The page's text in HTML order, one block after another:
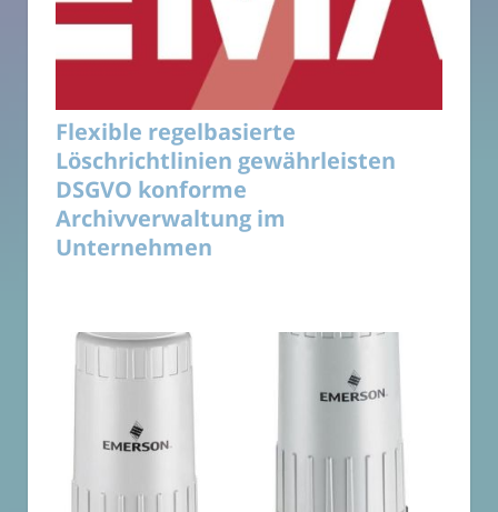
Flexible regelbasierte
Löschrichtlinien gewährleisten
DSGVO konforme
Archivverwaltung im
Unternehmen